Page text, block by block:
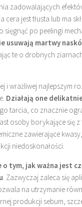
zadowalających
cera jest tłusta lub ma
sięgnąć po peelingi
usuwają martwy
te o drobnych
i wrażliwej najlepszym
Działają one
tarcia, co znacznie
osoby borykające się
zawierające
niedoskonałości.
o tym, jak ważna jest
. Zazwyczaj zaleca się
na utrzymanie
produkcji sebum,